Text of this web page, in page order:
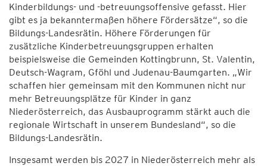
Kinderbildungs- und -betreuungsoffensive gefasst. Hier
gibt es ja bekanntermaßen höhere Fördersätze“, so die
Bildungs-Landesrätin. Höhere Förderungen für
zusätzliche Kinderbetreuungsgruppen erhalten
beispielsweise die Gemeinden Kottingbrunn, St. Valentin,
Deutsch-Wagram, Gföhl und Judenau-Baumgarten. „Wir
schaffen hier gemeinsam mit den Kommunen nicht nur
mehr Betreuungsplätze für Kinder in ganz
Niederösterreich, das Ausbauprogramm stärkt auch die
regionale Wirtschaft in unserem Bundesland“, so die
Bildungs-Landesrätin.
Insgesamt werden bis 2027 in Niederösterreich mehr als